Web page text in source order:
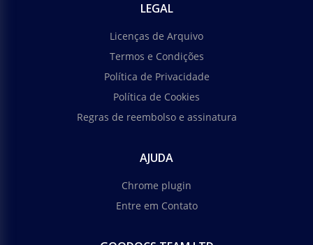
LEGAL
Licenças de Arquivo
Termos e Condições
Política de Privacidade
Política de Cookies
Regras de reembolso e assinatura
AJUDA
Chrome plugin
Entre em Contato